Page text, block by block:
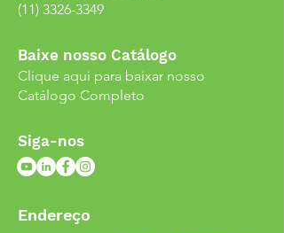
(11) 3326-3349
Baixe nosso Catálogo
Clique aqui para baixar nosso
Catálogo Completo
Siga-nos
Endereço